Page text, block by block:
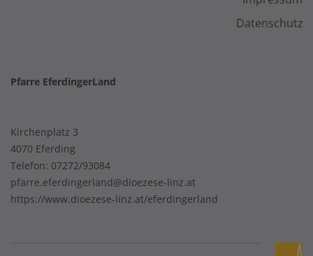
Datenschutz
Pfarre EferdingerLand
Kirchenplatz 3
4070 Eferding
Telefon: 07272/93084
pfarre.eferdingerland@dioezese-linz.at
https://www.dioezese-linz.at/eferdingerland